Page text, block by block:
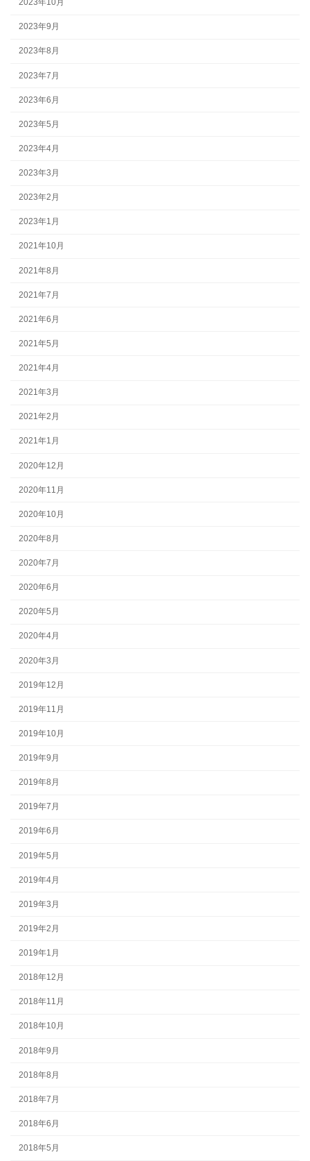
2023年10月
2023年9月
2023年8月
2023年7月
2023年6月
2023年5月
2023年4月
2023年3月
2023年2月
2023年1月
2021年10月
2021年8月
2021年7月
2021年6月
2021年5月
2021年4月
2021年3月
2021年2月
2021年1月
2020年12月
2020年11月
2020年10月
2020年8月
2020年7月
2020年6月
2020年5月
2020年4月
2020年3月
2019年12月
2019年11月
2019年10月
2019年9月
2019年8月
2019年7月
2019年6月
2019年5月
2019年4月
2019年3月
2019年2月
2019年1月
2018年12月
2018年11月
2018年10月
2018年9月
2018年8月
2018年7月
2018年6月
2018年5月